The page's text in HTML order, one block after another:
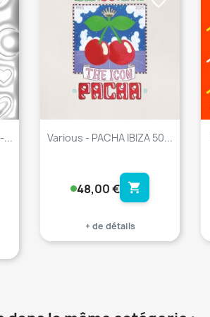
... Various - PACHA IBIZA 50...
48,00 € shopping_cart
+ de détails